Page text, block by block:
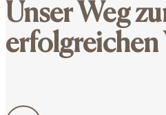
Unser Weg
erfolgreichen